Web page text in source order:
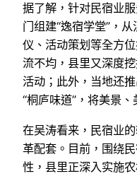
据了解，针对民宿业
门组建“逸宿学堂”，
仪、活动策划等全方
流不均，县里又深度
活动；此外，当地还
“桐庐味道”，将美景、
在吴涛看来，民宿业
革配套。目前，围绕
性，县里正深入实施